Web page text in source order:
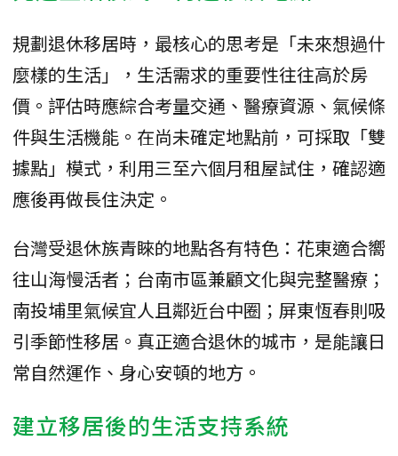
規劃退休移居時，最核心的思考是「未來想過什
麼樣的生活」，生活需求的重要性往往高於房
價。評估時應綜合考量交通、醫療資源、氣候條
件與生活機能。在尚未確定地點前，可採取「雙
據點」模式，利用三至六個月租屋試住，確認適
應後再做長住決定。
台灣受退休族青睞的地點各有特色：花東適合嚮
往山海慢活者；台南市區兼顧文化與完整醫療；
南投埔里氣候宜人且鄰近台中圈；屏東恆春則吸
引季節性移居。真正適合退休的城市，是能讓日
常自然運作、身心安頓的地方。
建立移居後的生活支持系統